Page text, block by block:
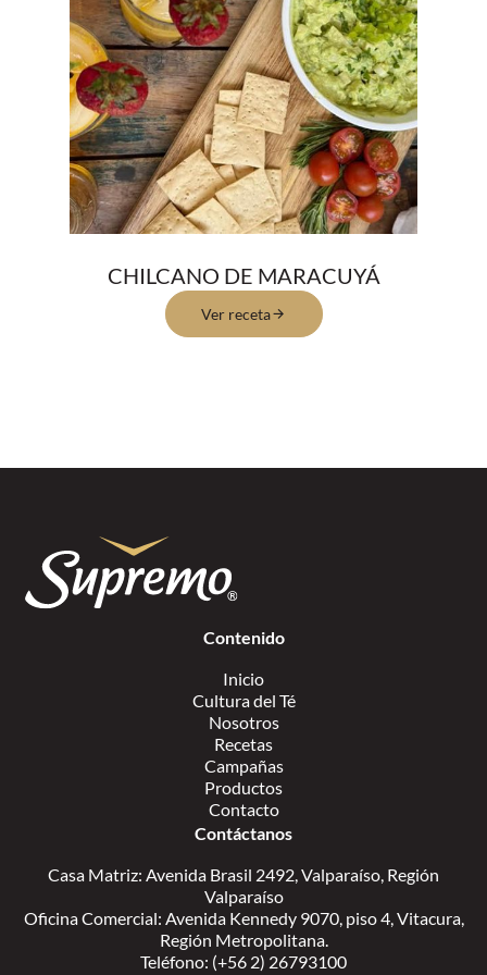
CHILCANO DE MARACUYÁ
Ver receta
Contenido
Inicio
Cultura del Té
Nosotros
Recetas
Campañas
Productos
Contacto
Contáctanos
Casa Matriz: Avenida Brasil 2492, Valparaíso, Región
Valparaíso
Oficina Comercial: Avenida Kennedy 9070, piso 4, Vitacura,
Región Metropolitana.
Teléfono: (+56 2) 26793100